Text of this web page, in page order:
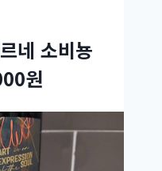
네 소비뇽
원